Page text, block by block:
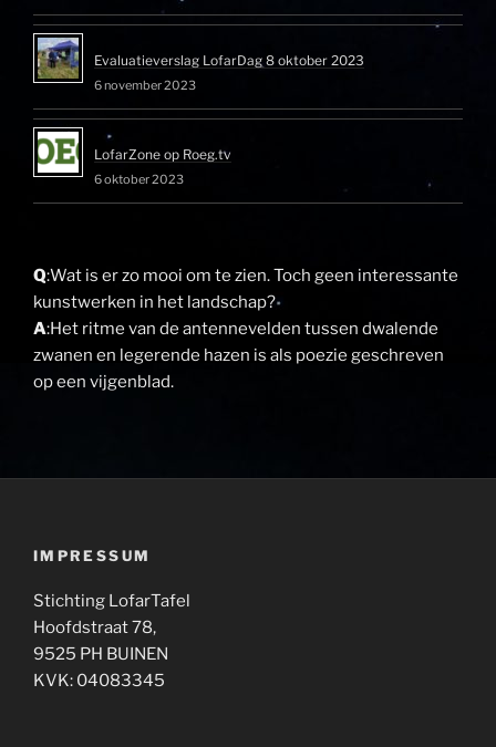
Evaluatieverslag LofarDag 8 oktober 2023
6 november 2023
LofarZone op Roeg.tv
6 oktober 2023
Q:Wat is er zo mooi om te zien. Toch geen interessante
kunstwerken in het landschap?
A:Het ritme van de antennevelden tussen dwalende
zwanen en legerende hazen is als poezie geschreven
op een vijgenblad.
IMPRESSUM
Stichting LofarTafel
Hoofdstraat 78,
9525 PH BUINEN
KVK: 04083345